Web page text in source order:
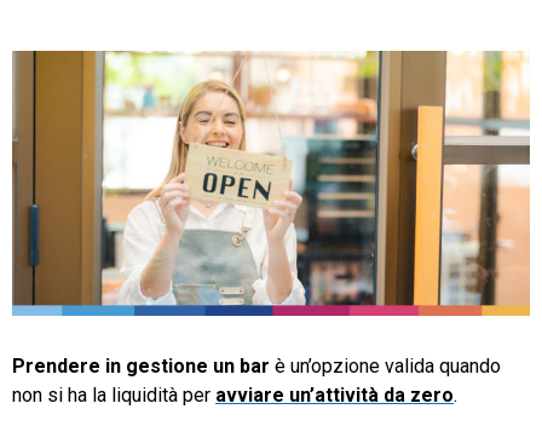
Fatturazione
Financial Solutions
Trust Services
TeamSystem Corporate
Prendere in gestione un bar è un’opzione valida quando
non si ha la liquidità per avviare un’attività da zero.